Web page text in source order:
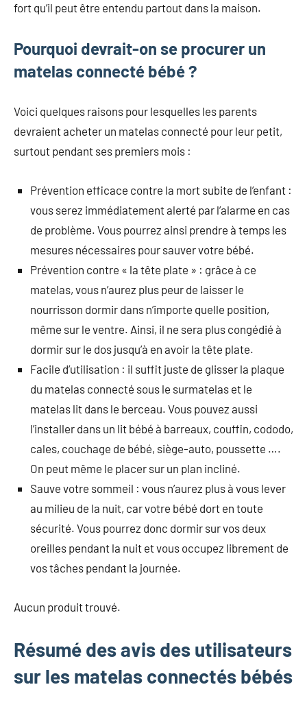
fort qu’il peut être entendu partout dans la maison.
Pourquoi devrait-on se procurer un
matelas connecté bébé ?
Voici quelques raisons pour lesquelles les parents
devraient acheter un matelas connecté pour leur petit,
surtout pendant ses premiers mois :
Prévention efficace contre la mort subite de l’enfant :
vous serez immédiatement alerté par l’alarme en cas
de problème. Vous pourrez ainsi prendre à temps les
mesures nécessaires pour sauver votre bébé.
Prévention contre « la tête plate » : grâce à ce
matelas, vous n’aurez plus peur de laisser le
nourrisson dormir dans n’importe quelle position,
même sur le ventre. Ainsi, il ne sera plus congédié à
dormir sur le dos jusqu’à en avoir la tête plate.
Facile d’utilisation : il suffit juste de glisser la plaque
du matelas connecté sous le surmatelas et le
matelas lit dans le berceau. Vous pouvez aussi
l’installer dans un lit bébé à barreaux, couffin, cododo,
cales, couchage de bébé, siège-auto, poussette ….
On peut même le placer sur un plan incliné.
Sauve votre sommeil : vous n’aurez plus à vous lever
au milieu de la nuit, car votre bébé dort en toute
sécurité. Vous pourrez donc dormir sur vos deux
oreilles pendant la nuit et vous occupez librement de
vos tâches pendant la journée.
Aucun produit trouvé.
Résumé des avis des utilisateurs
sur les matelas connectés bébés